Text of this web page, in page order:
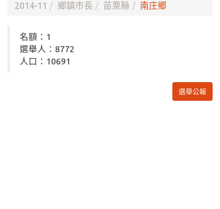
2014-11 鄉鎮市長 苗栗縣 南庄鄉
名額：1
選舉人：8772
人口：10691
選舉公報